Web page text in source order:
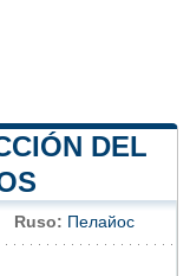
DEL
Ruso: Пелайос